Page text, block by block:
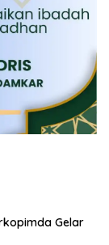
Gelar